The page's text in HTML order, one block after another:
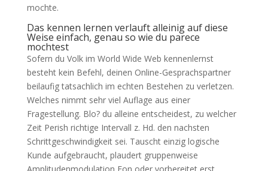
mochte.
Das kennen lernen verlauft alleinig auf diese
Weise einfach, genau so wie du parece
mochtest
Sofern du Volk im World Wide Web kennenlernst
besteht kein Befehl, deinen Online-Gesprachspartner
beilaufig tatsachlich im echten Bestehen zu verletzen.
Welches nimmt sehr viel Auflage aus einer
Fragestellung. Blo? du alleine entscheidest, zu welcher
Zeit Perish richtige Intervall z. Hd. den nachsten
Schrittgeschwindigkeit sei. Tauscht einzig logische
Kunde aufgebraucht, plaudert gruppenweise